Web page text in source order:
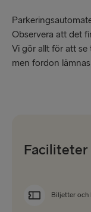
Observera att det
Vi gör allt för att se
men fordon
Faciliteter
Biljetter och